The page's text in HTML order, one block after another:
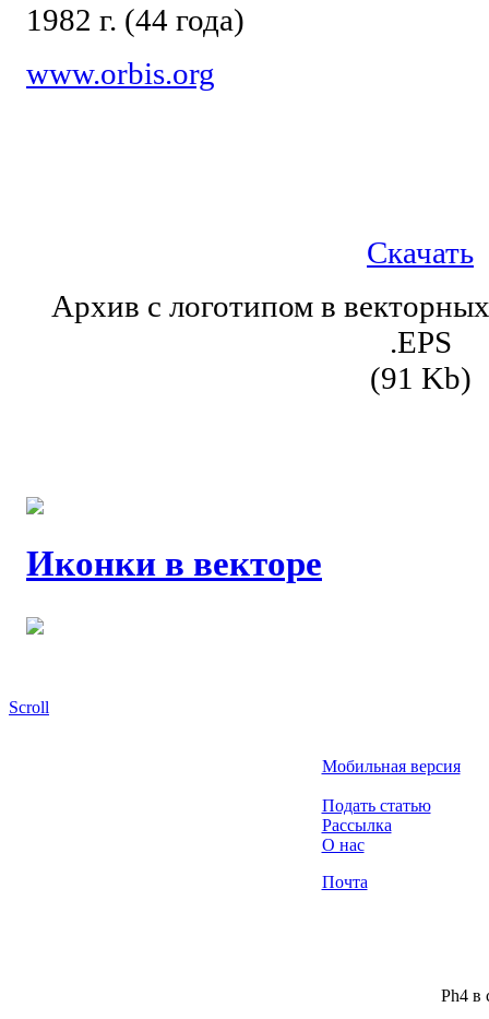
1982 г. (44 года)
www.orbis.org
Скачать
Архив с логотипом в
.EPS
(91 Kb)
Иконки в векторе
Scroll
Мобильная версия
Подать статью
Рассылка
О нас
Почта
Ph4 в